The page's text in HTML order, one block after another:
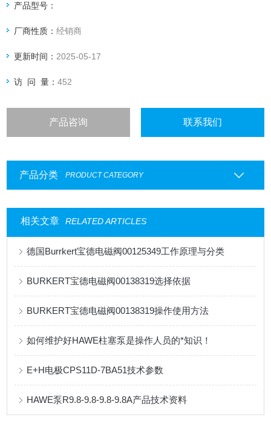
货给我们提供固定折扣，确保我们给客户惠的价格。
渠道广: 除了现货，我们跟欧洲许多有直接的业务关系，使我
们可以采购到由于保护而不能报价的品。
产品型号：
厂商性质：经销商
更新时间： 2025-05-17
访 问 量：452
产品咨询 联系我们
产品分类 PRODUCT CATEGORY
相关文章 RELATED ARTICLES
德国Burrkert宝德电磁阀00125349工作原理与分类
BURKERT宝德电磁阀00138319选择依据
BURKERT宝德电磁阀00138319操作使用方法
如何维护好HAWE柱塞泵是操作人员的*知识！
E+H电极CPS11D-7BA51技术参数
HAWE泵R9.8-9.8-9.8-9.8A产品技术资料